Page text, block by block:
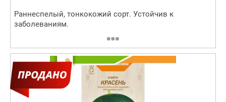
Раннеспелый, тонкокожий сорт. Устойчив к
заболеваниям.